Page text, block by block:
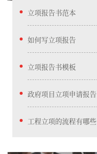
立项报告书范本
如何写立项报告
立项报告书模板
政府项目立项申请报告
工程立项的流程有哪些